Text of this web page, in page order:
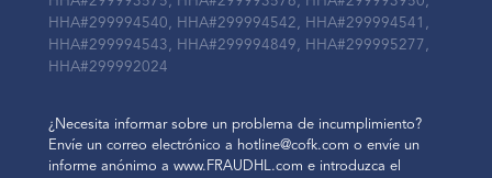
HHA#299994540, HHA#299994542, HHA#299994541,
HHA#299994543, HHA#299994849, HHA#299995277,
HHA#299992024
¿Necesita informar sobre un problema de incumplimiento?
Envíe un correo electrónico a hotline@cofk.com o envíe un
informe anónimo a www.FRAUDHL.com e introduzca el